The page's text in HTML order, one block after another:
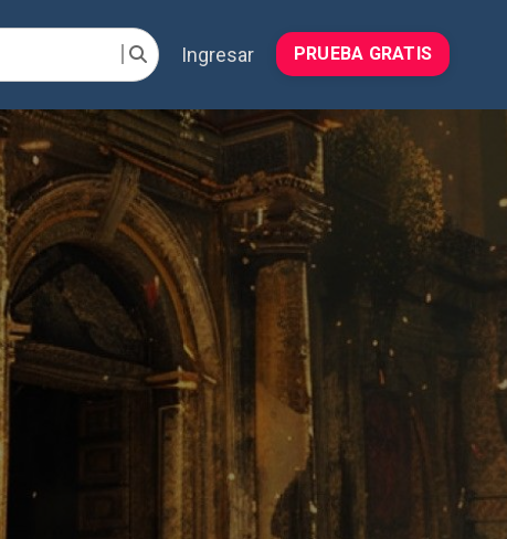
Ingresar PRUEBA GRATIS